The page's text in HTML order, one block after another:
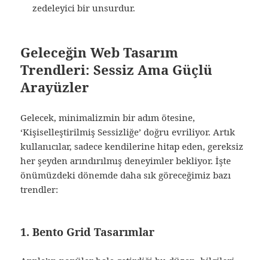
zedeleyici bir unsurdur.
Geleceğin Web Tasarım
Trendleri: Sessiz Ama Güçlü
Arayüzler
Gelecek, minimalizmin bir adım ötesine,
‘Kişiselleştirilmiş Sessizliğe’ doğru evriliyor. Artık
kullanıcılar, sadece kendilerine hitap eden, gereksiz
her şeyden arındırılmış deneyimler bekliyor. İşte
önümüzdeki dönemde daha sık göreceğimiz bazı
trendler:
1. Bento Grid Tasarımlar